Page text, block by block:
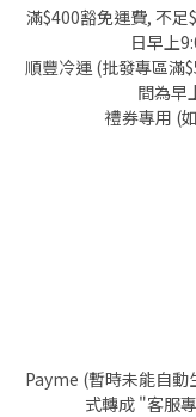
滿$400豁免運費, 不
日早上
順豐冷運 (批發專區滿
間為早
禮券專用 (
Payme (暫時未能自
式轉成 "客服